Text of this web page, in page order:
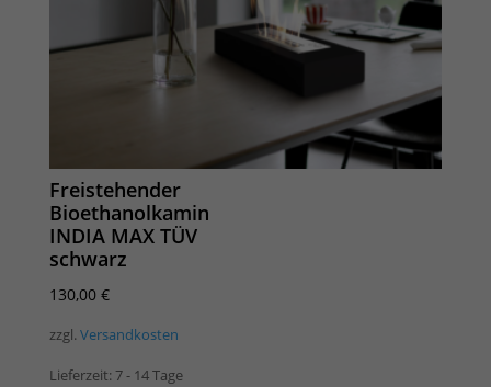
Freistehender
Bioethanolkamin
INDIA MAX TÜV
schwarz
130,00 €
zzgl. Versandkosten
Lieferzeit: 7 - 14 Tage